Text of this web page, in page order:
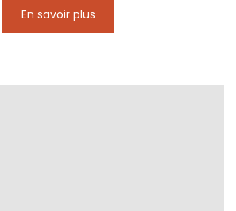
En savoir plus